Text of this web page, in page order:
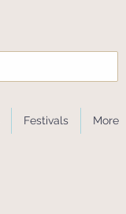
Festivals More